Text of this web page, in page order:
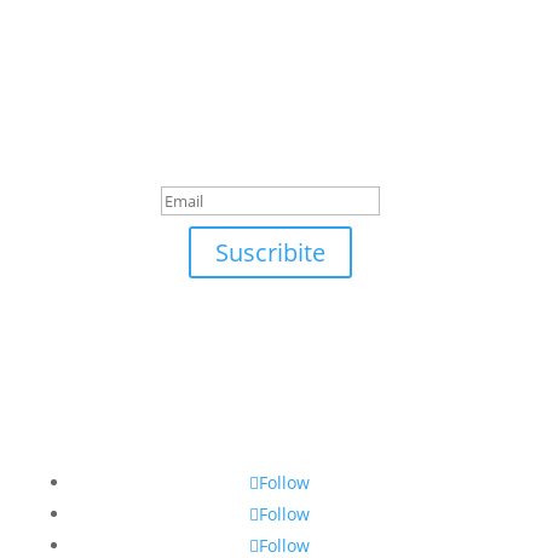
Suscribite
Follow
Follow
Follow